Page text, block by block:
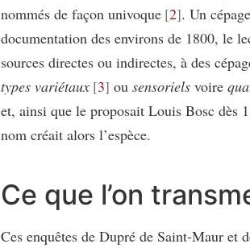
nommés de façon univoque 2 . Un
documentation des environs de 1800, le
sources directes ou indirectes, à des
types variétaux 3 ou sensoriels voire
et, ainsi que le proposait Louis Bosc dès
nom créait alors l’espèce.
Ce que l’on
Ces enquêtes de Dupré de Saint-Maur et